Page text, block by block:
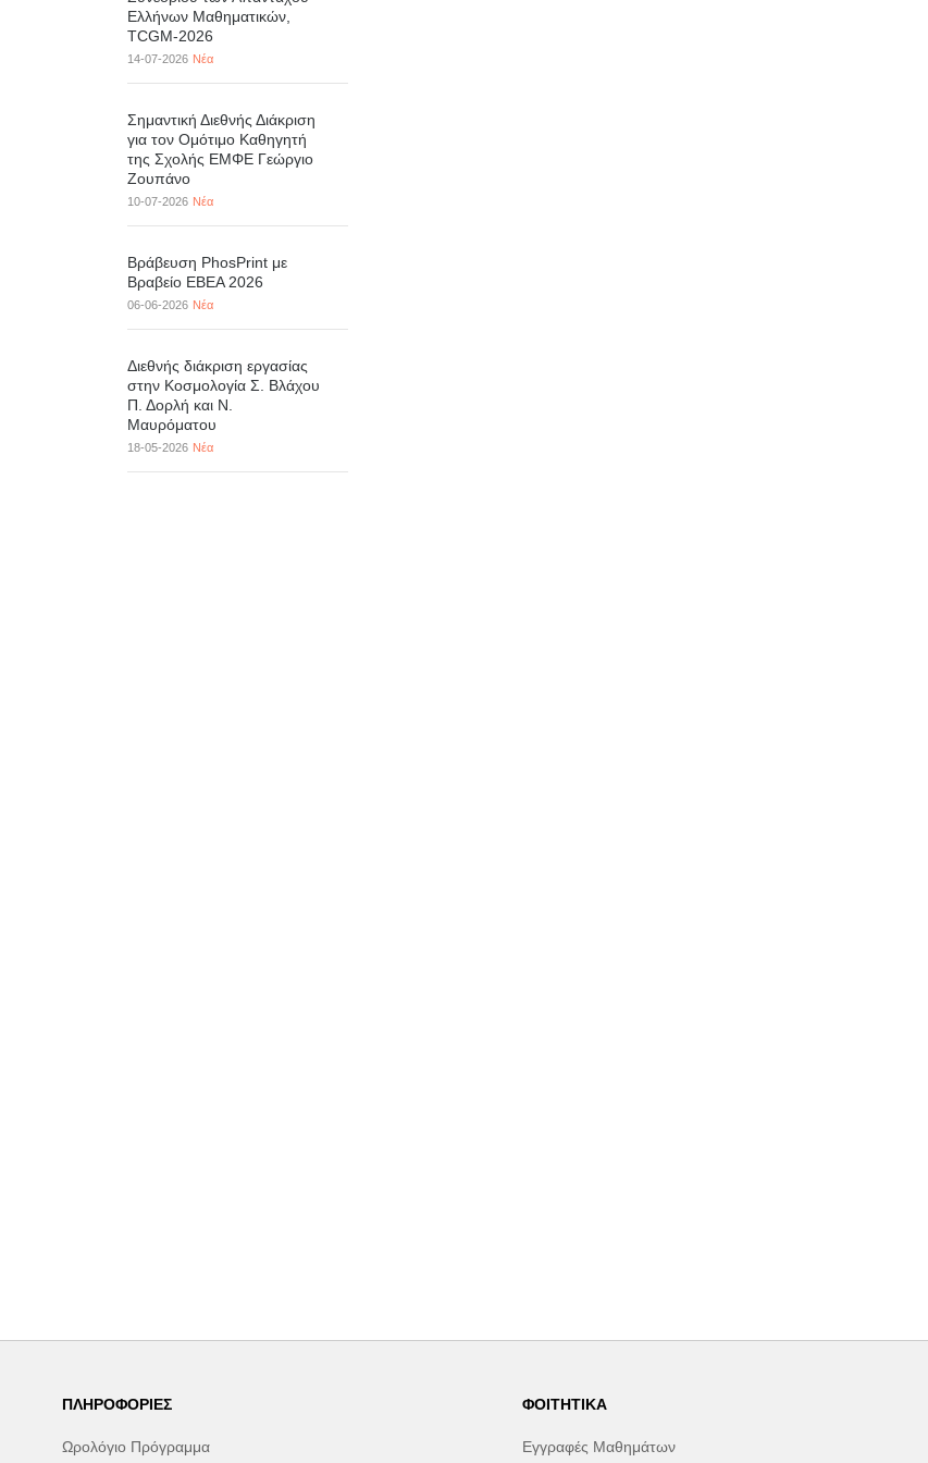
Ελλήνων Μαθηματικών,
TCGM-2026
14-07-2026 Νέα
Σημαντική Διεθνής Διάκριση
για τον Ομότιμο Καθηγητή
της Σχολής ΕΜΦΕ Γεώργιο
Ζουπάνο
10-07-2026 Νέα
Βράβευση PhosPrint με
Βραβείο ΕΒΕΑ 2026
06-06-2026 Νέα
Διεθνής διάκριση εργασίας
στην Κοσμολογία Σ. Βλάχου
Π. Δορλή και Ν.
Μαυρόματου
18-05-2026 Νέα
ΠΛΗΡΟΦΟΡΊΕΣ
Ωρολόγιο Πρόγραμμα
ΦΟΙΤΗΤΙΚΆ
Εγγραφές Μαθημάτων